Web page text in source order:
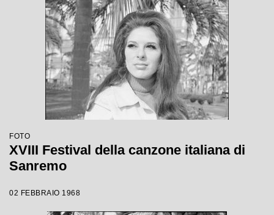
FOTO
XVIII Festival della canzone italiana di
Sanremo
02 FEBBRAIO 1968